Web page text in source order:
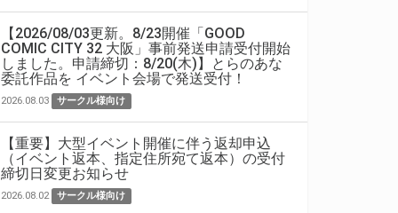
【2026/08/03更新。8/23開催「GOOD
COMIC CITY 32 大阪」事前発送申請受付開始
しました。申請締切：8/20(木)】とらのあな
委託作品を イベント会場で発送受付！
2026.08.03 サークル様向け
【重要】大型イベント開催に伴う返却申込
（イベント返本、指定住所宛て返本）の受付
締切日変更お知らせ
2026.08.02 サークル様向け